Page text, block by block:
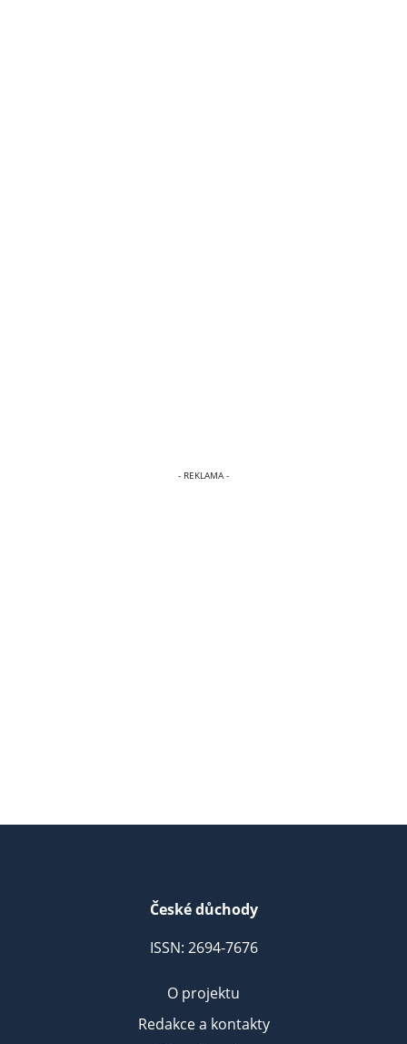
České důchody
ISSN: 2694-7676
O projektu
Redakce a kontakty